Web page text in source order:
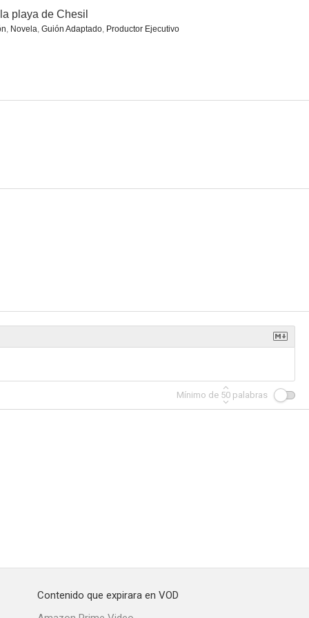
playa de Chesil
, Novela, Guión Adaptado, Productor Ejecutivo
Mínimo de 50 palabras
Contenido que expirara en VOD